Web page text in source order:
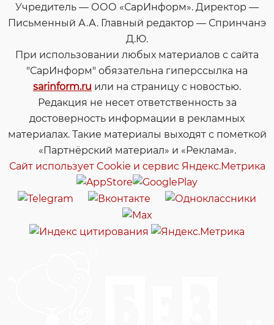
Учредитель — ООО «СарИнформ». Директор —
Письменный А.А. Главный редактор — Спринчанэ
Д.Ю.
При использовании любых материалов с сайта
"СарИнформ" обязательна гиперссылка на
sarinform.ru или на страницу с новостью.
Редакция не несет ответственность за
достоверность информации в рекламных
материалах. Такие материалы выходят с пометкой
«Партнёрский материал» и «Реклама».
Сайт использует Cookie и сервиc Яндекс.Метрика